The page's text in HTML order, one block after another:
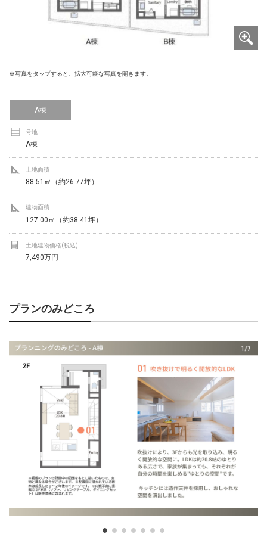
※写真をタップすると、拡大可能な写真を開きます。
A棟
号地
A棟
土地面積
88.51㎡（約26.77坪）
建物面積
127.00㎡（約38.41坪）
土地建物価格(税込)
7,490万円
プランのみどころ